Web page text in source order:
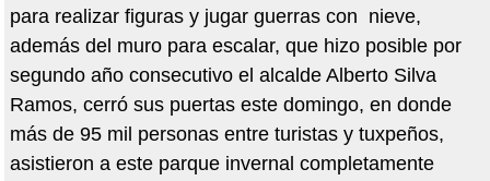
para realizar figuras y jugar guerras con nieve,
además del muro para escalar, que hizo posible por
segundo año consecutivo el alcalde Alberto Silva
Ramos, cerró sus puertas este domingo, en donde
más de 95 mil personas entre turistas y tuxpeños,
asistieron a este parque invernal completamente